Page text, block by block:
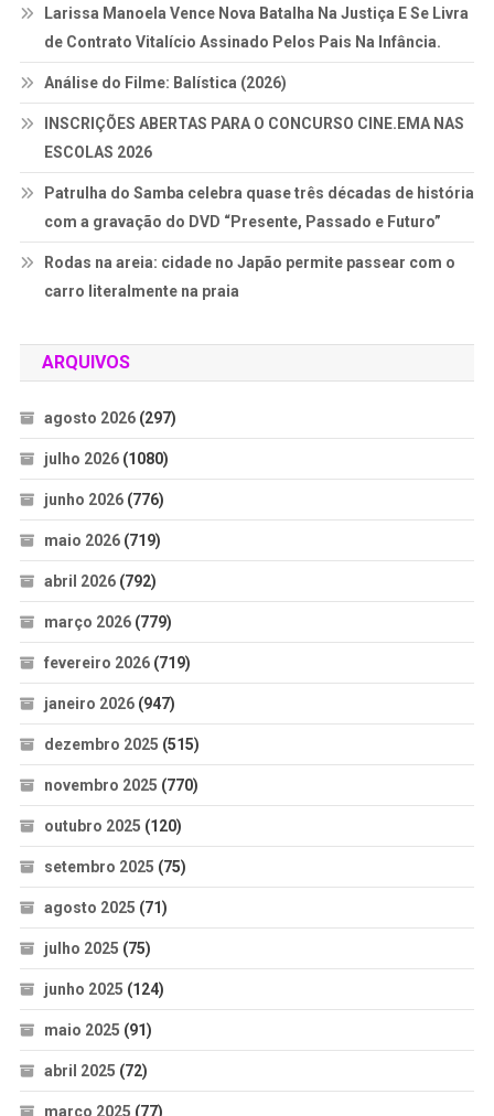
Larissa Manoela Vence Nova Batalha Na Justiça E Se Livra
de Contrato Vitalício Assinado Pelos Pais Na Infância.
Análise do Filme: Balística (2026)
INSCRIÇÕES ABERTAS PARA O CONCURSO CINE.EMA NAS
ESCOLAS 2026
Patrulha do Samba celebra quase três décadas de história
com a gravação do DVD “Presente, Passado e Futuro”
Rodas na areia: cidade no Japão permite passear com o
carro literalmente na praia
ARQUIVOS
agosto 2026(297)
julho 2026(1080)
junho 2026(776)
maio 2026(719)
abril 2026(792)
março 2026(779)
fevereiro 2026(719)
janeiro 2026(947)
dezembro 2025 (515)
novembro 2025 (770)
outubro 2025 (120)
setembro 2025 (75)
agosto 2025 (71)
julho 2025 (75)
junho 2025 (124)
maio 2025 (91)
abril 2025 (72)
março 2025 (77)